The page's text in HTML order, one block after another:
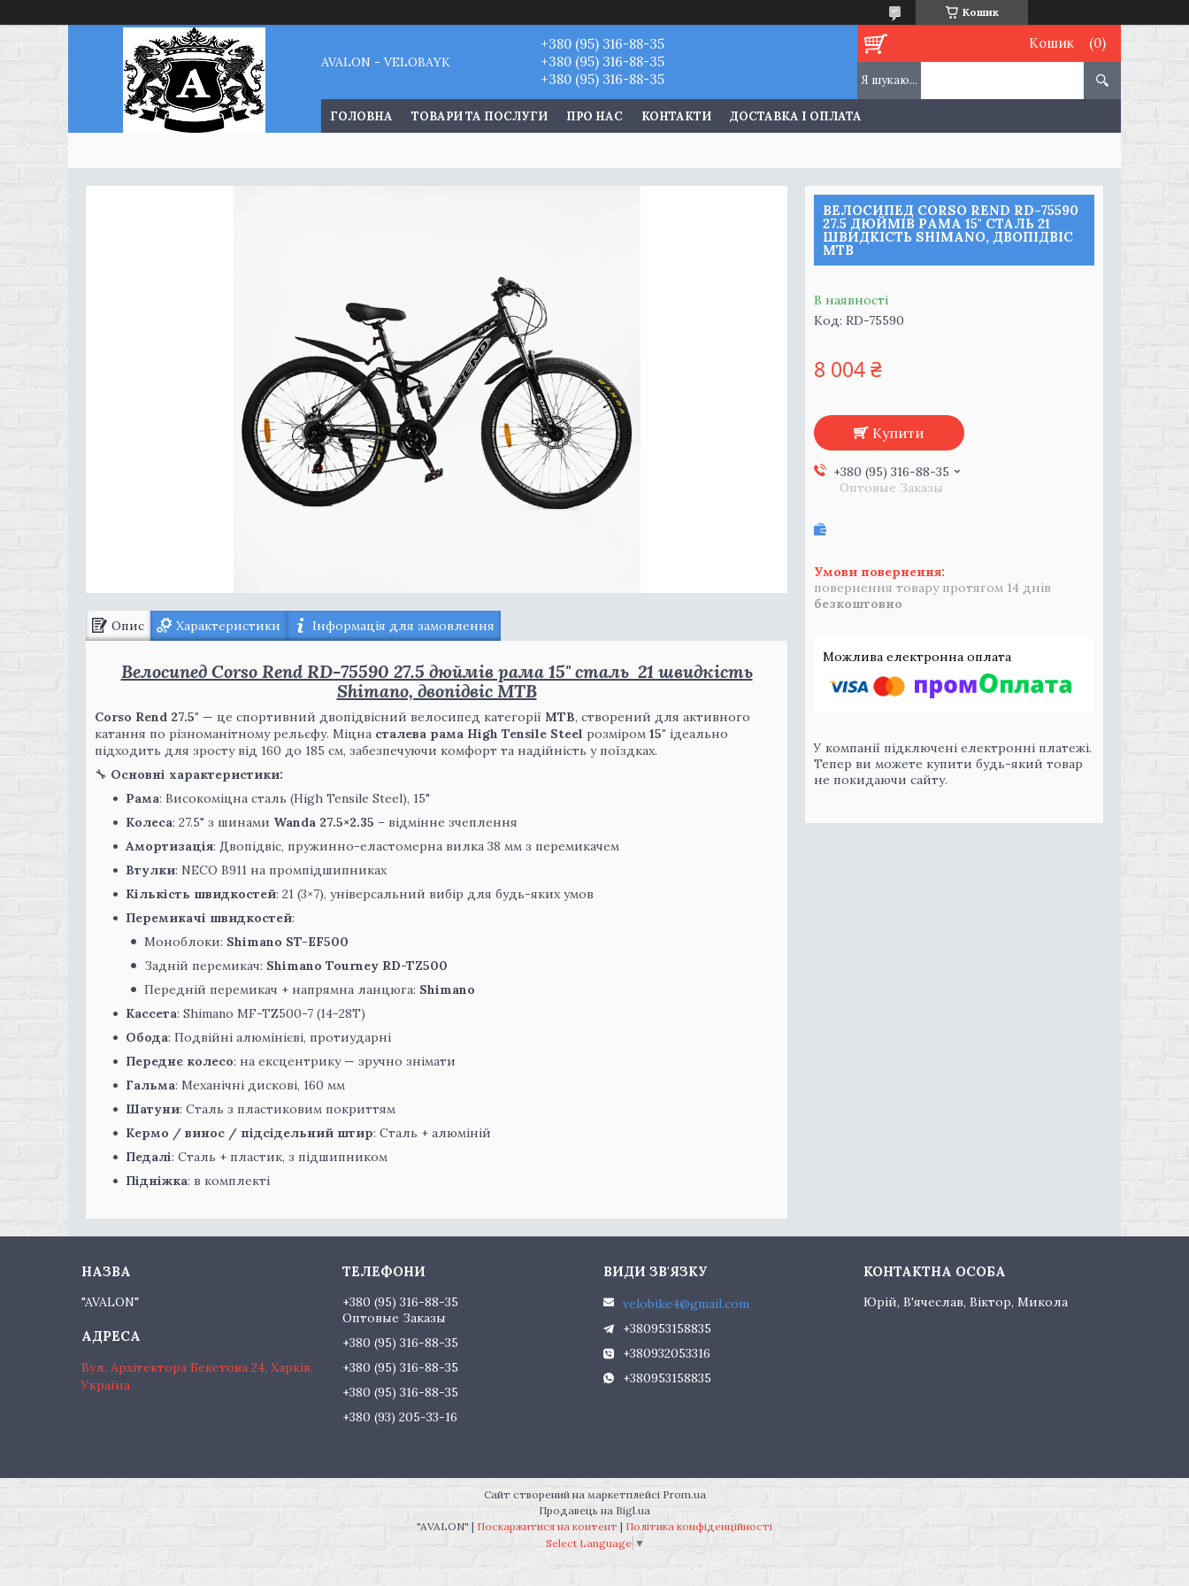
Кошик
AVALON - VELOBAYK
+380 (95) 316-88-35
+380 (95) 316-88-35
+380 (95) 316-88-35
Кошик
ГОЛОВНА ТОВАРИ ТА ПОСЛУГИ ПРО НАС КОНТАКТИ ДОСТАВКА І ОПЛАТА
Опис Характеристики Інформація для замовлення
Велосипед Corso Rend RD-75590 27.5 дюймів рама 15" сталь 21 швидкість
Shimano, двопідвіс MTB
Corso Rend 27.5" — це спортивний двопідвісний велосипед категорії MTB, створений для активного
катання по різноманітному рельєфу. Міцна сталева рама High Tensile Steel розміром 15" ідеально
підходить для зросту від 160 до 185 см, забезпечуючи комфорт та надійність у поїздках.
🔧 Основні характеристики:
Рама: Високоміцна сталь (High Tensile Steel), 15"
Колеса: 27.5" з шинами Wanda 27.5×2.35 – відмінне зчеплення
Амортизація: Двопідвіс, пружинно-еластомерна вилка 38 мм з перемикачем
Втулки: NECO B911 на промпідшипниках
Кількість швидкостей: 21 (3×7), універсальний вибір для будь-яких умов
Перемикачі швидкостей:
Моноблоки: Shimano ST-EF500
Задній перемикач: Shimano Tourney RD-TZ500
Передній перемикач + напрямна ланцюга: Shimano
Кассета: Shimano MF-TZ500-7 (14-28T)
Обода: Подвійні алюмінієві, протиударні
Переднє колесо: на ексцентрику — зручно знімати
Гальма: Механічні дискові, 160 мм
Шатуни: Сталь з пластиковим покриттям
Кермо / винос / підсідельний штир: Сталь + алюміній
Педалі: Сталь + пластик, з підшипником
Підніжка: в комплекті
ВЕЛОСИПЕД CORSO REND RD-75590
27.5 ДЮЙМІВ РАМА 15" СТАЛЬ 21
ШВИДКІСТЬ SHIMANO, ДВОПІДВІС
MTB
В наявності
Код: RD-75590
8 004 ₴
Купити
+380 (95) 316-88-35
Оптовые Заказы
повернення товару протягом 14 днів
безкоштовно
У компанії підключені електронні платежі.
Тепер ви можете купити будь-який товар
не покидаючи сайту.
"AVALON"
Вул. Архітектора Бекетова 24, Харків,
Україна
+380 (95) 316-88-35
Оптовые Заказы
+380 (95) 316-88-35
+380 (95) 316-88-35
+380 (95) 316-88-35
+380 (93) 205-33-16
velobike4@gmail.com
+380953158835
+380932053316
+380953158835
Юрій, В'ячеслав, Віктор, Микола
Сайт створений на маркетплейсі Prom.ua
Продавець на Bigl.ua
"AVALON" | Поскаржитися на контент | Політика конфіденційності
Select Language ▼